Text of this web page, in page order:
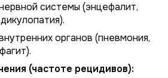
системы (энцефалит,
органов (пневмония,
(частоте рецидивов):